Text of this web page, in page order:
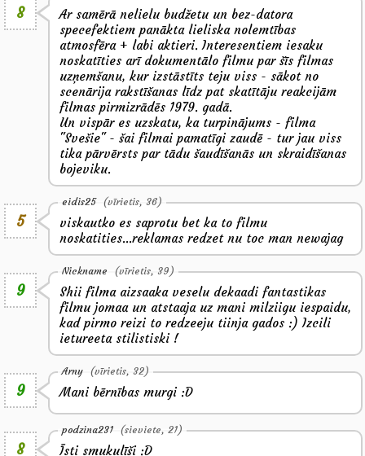
8
Ar samērā nelielu budžetu un bez-datora
specefektiem panākta lieliska nolemtības
atmosfēra + labi aktieri. Interesentiem iesaku
noskatīties arī dokumentālo filmu par šīs filmas
uzņemšanu, kur izstāstīts teju viss - sākot no
scenārija rakstīšanas līdz pat skatītāju reakcijām
filmas pirmizrādēs 1979. gadā.
Un vispār es uzskatu, ka turpinājums - filma
"Svešie" - šai filmai pamatīgi zaudē - tur jau viss
tika pārvērsts par tādu šaudīšanās un skraidīšanas
bojeviku.
5
eidis25 (vīrietis, 36)
viskautko es saprotu bet ka to filmu
noskatities...reklamas redzet nu toc man newajag
9
Nickname (vīrietis, 39)
Shii filma aizsaaka veselu dekaadi fantastikas
filmu jomaa un atstaaja uz mani milziigu iespaidu,
kad pirmo reizi to redzeeju tiinja gados :) Izcili
ietureeta stilistiski !
9
Arny (vīrietis, 32)
Mani bērnības murgi :D
8
podzina231 (sieviete, 21)
Īsti smukulīši :D